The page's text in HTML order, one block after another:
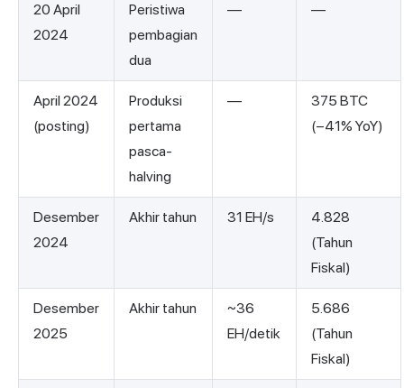
20 April
2024
Peristiwa
pembagian
dua
— —
April 2024
(posting)
Produksi
pertama
pasca-
halving
—
375 BTC
(−41% YoY)
Desember
2024
Akhir tahun 31 EH/s
4.828
(Tahun
Fiskal)
Desember
2025
Akhir tahun
~36
EH/detik
5.686
(Tahun
Fiskal)